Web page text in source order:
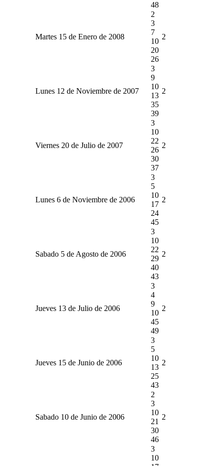
48
Martes 15 de Enero de 2008
2
3
7
10
20
26
2
Lunes 12 de Noviembre de 2007
3
9
10
13
35
39
2
Viernes 20 de Julio de 2007
3
10
22
26
30
37
2
Lunes 6 de Noviembre de 2006
3
5
10
17
24
45
2
Sabado 5 de Agosto de 2006
3
10
22
29
40
43
2
Jueves 13 de Julio de 2006
3
4
9
10
45
49
2
Jueves 15 de Junio de 2006
3
5
10
13
25
43
2
Sabado 10 de Junio de 2006
2
3
10
21
30
46
2
3
10